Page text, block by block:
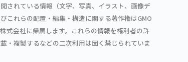
されている情報（文字、写真、イラスト、画像デ
これらの配置・編集・構造に関する著作権はGMO
式会社に帰属します。これらの情報を権利者の許
・複製するなどの二次利用は固く禁じられていま